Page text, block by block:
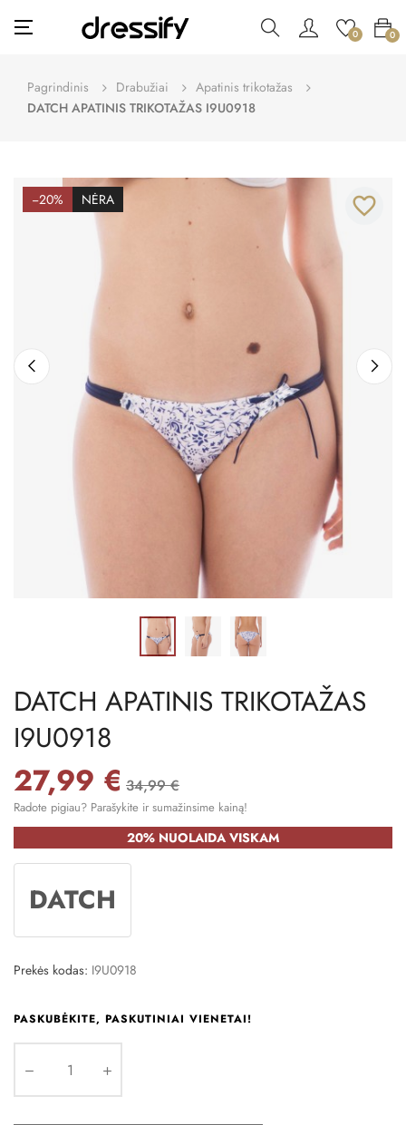
Toggle
navigation
☰ 0 0
Pagrindinis Drabužiai
Apatinis trikotažas
DATCH APATINIS TRIKOTAŽAS I9U0918
−20% NĖRA favorite_border
DATCH APATINIS TRIKOTAŽAS
I9U0918
27,99 € 34,99 €
Radote pigiau? Parašykite ir sumažinsime kainą!
20% NUOLAIDA VISKAM
DATCH
Prekės kodas: I9U0918
PASKUBĖKITE, PASKUTINIAI VIENETAI!